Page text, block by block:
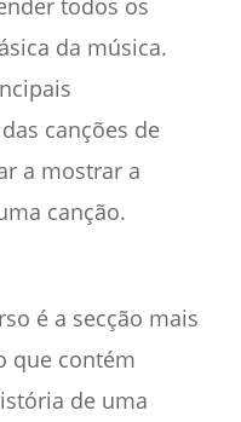
da música.
canções de
a mostrar a
canção.
é a secção mais
que contém
de uma